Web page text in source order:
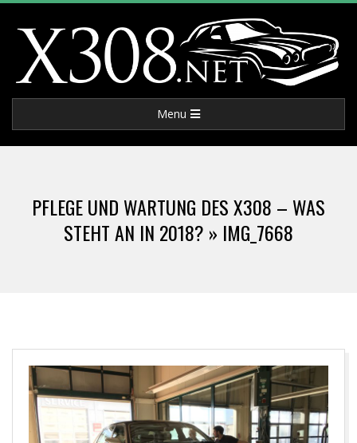
content
X
3
E
T
Navigation
Menu
PFLEGE UND WARTUNG DES X308 – WAS
STEHT AN IN 2018? » IMG_7668